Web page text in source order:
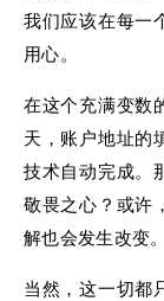
我们应该在每一
用心。
在这个充满变数
天，账户地址的
技术自动完成。
敬畏之心？或许
解也会发生改变。
当然，这一切都